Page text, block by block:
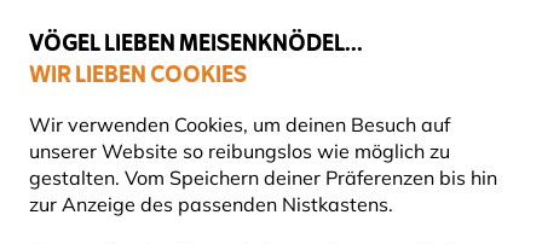
VÖGEL LIEBEN MEISENKNÖDEL...
WIR LIEBEN COOKIES
Wir verwenden Cookies, um deinen Besuch auf
unserer Website so reibungslos wie möglich zu
gestalten. Vom Speichern deiner Präferenzen bis hin
zur Anzeige des passenden Nistkastens.
Top-bewertet in 11 Ländern
Gratis Versand ab 49 €
Pflanzen Bio-Pflanzen